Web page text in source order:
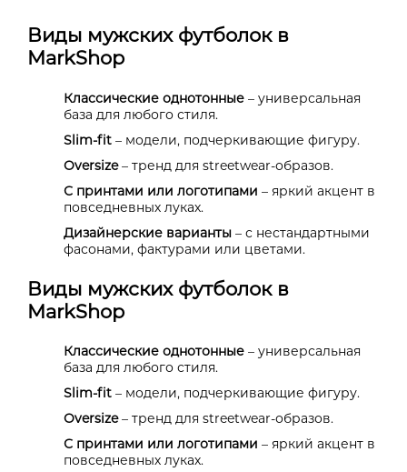
Виды мужских футболок в
MarkShop
Классические однотонные – универсальная
база для любого стиля.
Slim-fit – модели, подчеркивающие фигуру.
Oversize– тренд для streetwear-образов.
С принтами или логотипами – яркий акцент в
повседневных луках.
Дизайнерские варианты – с нестандартными
фасонами, фактурами или цветами.
Виды мужских футболок в
MarkShop
Классические однотонные – универсальная
база для любого стиля.
Slim-fit – модели, подчеркивающие фигуру.
Oversize– тренд для streetwear-образов.
С принтами или логотипами – яркий акцент в
повседневных луках.